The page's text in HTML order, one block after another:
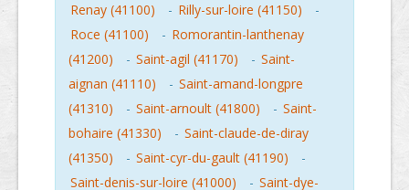
Renay (41100)
- Rilly-sur-loire (41150)
-
Roce (41100)
- Romorantin-lanthenay
(41200)
- Saint-agil (41170) - Saint-
aignan (41110)
- Saint-amand-longpre
(41310)
- Saint-arnoult (41800) - Saint-
bohaire (41330)
- Saint-claude-de-diray
(41350)
- Saint-cyr-du-gault (41190)
-
Saint-denis-sur-loire (41000)
- Saint-dye-